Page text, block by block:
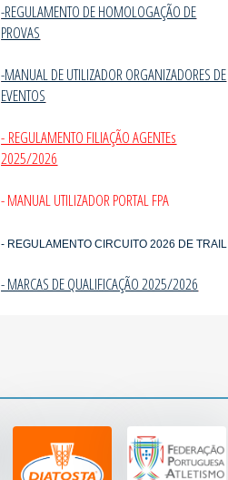
-REGULAMENTO DE HOMOLOGAÇÃO DE
PROVAS
-MANUAL DE UTILIZADOR ORGANIZADORES DE
EVENTOS
- REGULAMENTO FILIAÇÃO AGENTEs
2025/2026
- MANUAL UTILIZADOR PORTAL FPA
- REGULAMENTO CIRCUITO 2026 DE TRAIL
- MARCAS DE QUALIFICAÇÃO 2025/2026